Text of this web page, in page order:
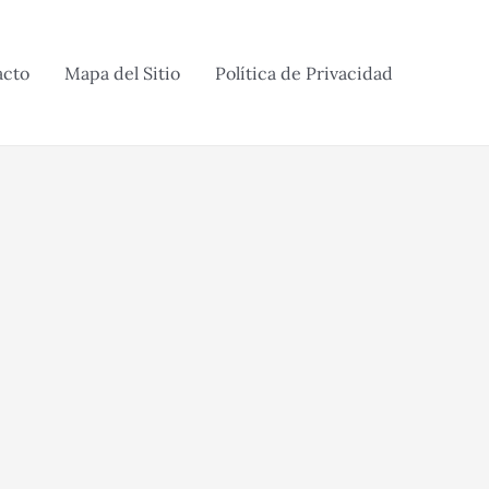
Mapa del Sitio Política de Privacidad